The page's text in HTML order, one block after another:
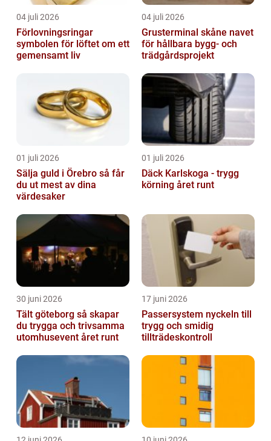
04 juli 2026
Förlovningsringar
symbolen för löftet om ett
gemensamt liv
04 juli 2026
Grusterminal skåne navet
för hållbara bygg- och
trädgårdsprojekt
01 juli 2026
Sälja guld i Örebro så får
du ut mest av dina
värdesaker
01 juli 2026
Däck Karlskoga - trygg
körning året runt
30 juni 2026
Tält göteborg så skapar
du trygga och trivsamma
utomhusevent året runt
17 juni 2026
Passersystem nyckeln till
trygg och smidig
tillträdeskontroll